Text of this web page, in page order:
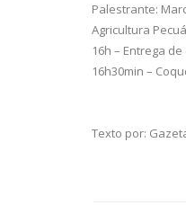
Palestrante:
Agricultura
16h – Entrega
16h30min –
Texto por: